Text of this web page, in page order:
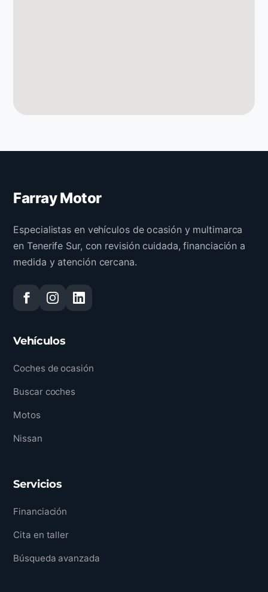
Farray Motor
Especialistas en vehículos de ocasión y multimarca
en Tenerife Sur, con revisión cuidada, financiación a
medida y atención cercana.
Vehículos
Coches de ocasión
Buscar coches
Motos
Nissan
Servicios
Financiación
Cita en taller
Búsqueda avanzada